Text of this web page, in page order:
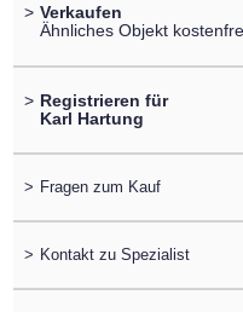
> Verkaufen
Ähnliches Objekt
> Registrieren für
Karl Hartung
> Fragen zum Kauf
> Kontakt zu Spezialist